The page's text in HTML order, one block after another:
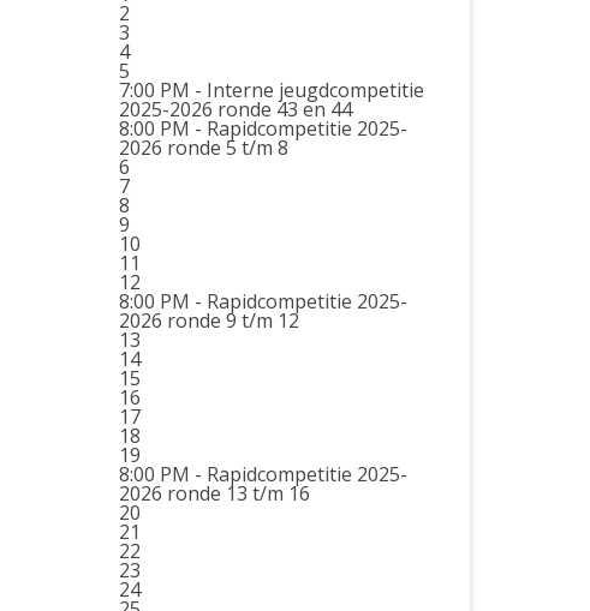
2
3
4
5
7:00 PM - Interne jeugdcompetitie
2025-2026 ronde 43 en 44
8:00 PM - Rapidcompetitie 2025-
2026 ronde 5 t/m 8
6
7
8
9
10
11
12
8:00 PM - Rapidcompetitie 2025-
2026 ronde 9 t/m 12
13
14
15
16
17
18
19
8:00 PM - Rapidcompetitie 2025-
2026 ronde 13 t/m 16
20
21
22
23
24